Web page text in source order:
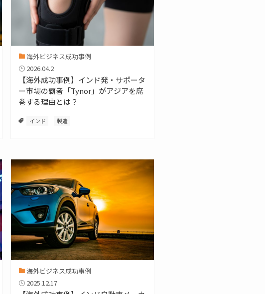
【海外成功事例】インド発・サポータ
ー市場の覇者「Tynor」がアジアを席
巻する理由とは？
インド 製造
2026.04.2
海外ビジネス成功事例
2025.12.17
海外ビジネス成功事例